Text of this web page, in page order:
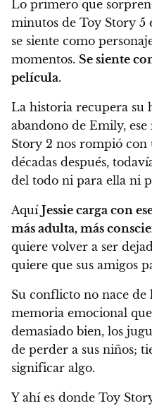
Lo primero que
minutos de Toy Story 5
se siente como
momentos. Se siente
película.
La historia recupera su
abandono de Emily,
Story 2 nos rompió con
décadas después,
del todo ni para ella ni
Aquí Jessie carga con
más adulta, más
quiere volver a ser
quiere que sus amigos
Su conflicto no nace de
memoria emocional
demasiado bien, los
de perder a sus niños;
significar algo.
Y ahí es donde Toy